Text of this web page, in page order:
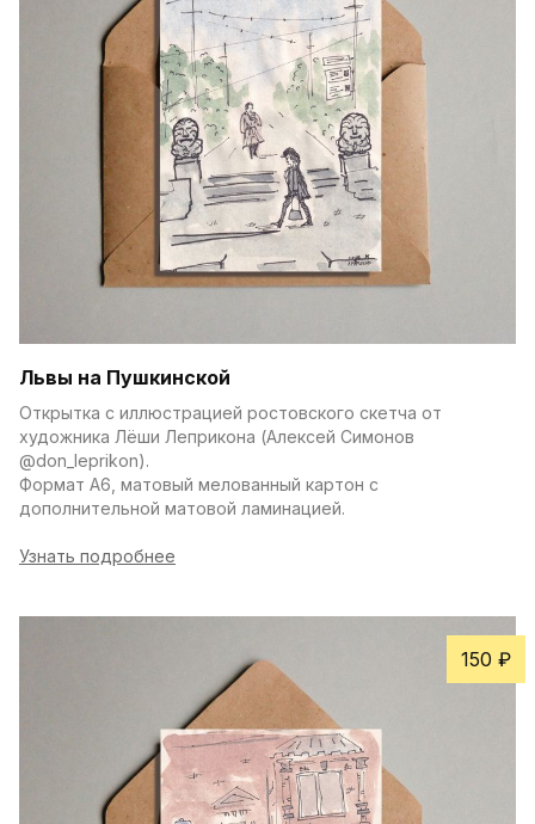
Львы на Пушкинской
Открытка с иллюстрацией ростовского скетча от
художника Лёши Леприкона (Алексей Симонов
@don_leprikon).
Формат А6, матовый мелованный картон с
дополнительной матовой ламинацией.
Узнать подробнее
150 ₽